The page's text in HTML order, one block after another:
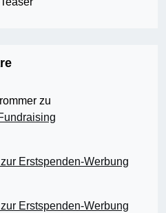
zu
Erstspenden-Werbung
Erstspenden-Werbung